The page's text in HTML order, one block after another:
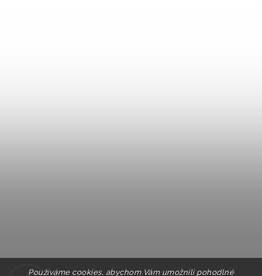
Používáme cookies, abychom Vám umožnili pohodlné